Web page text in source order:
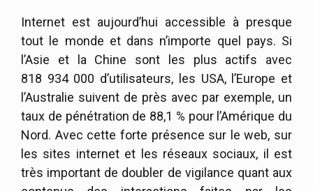
Internet est aujourd’hui accessible à presque
tout le monde et dans n’importe quel pays. Si
l’Asie et la Chine sont les plus actifs avec
818 934 000 d’utilisateurs, les USA, l’Europe et
l’Australie suivent de près avec par exemple, un
taux de pénétration de 88,1 % pour l’Amérique du
Nord. Avec cette forte présence sur le web, sur
les sites internet et les réseaux sociaux, il est
très important de doubler de vigilance quant aux